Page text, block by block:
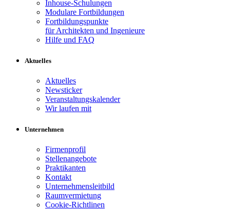
Inhouse-Schulungen
Modulare Fortbildungen
Fortbildungspunkte
für Architekten und Ingenieure
Hilfe und FAQ
Aktuelles
Aktuelles
Newsticker
Veranstaltungskalender
Wir laufen mit
Unternehmen
Firmenprofil
Stellenangebote
Praktikanten
Kontakt
Unternehmensleitbild
Raumvermietung
Cookie-Richtlinen